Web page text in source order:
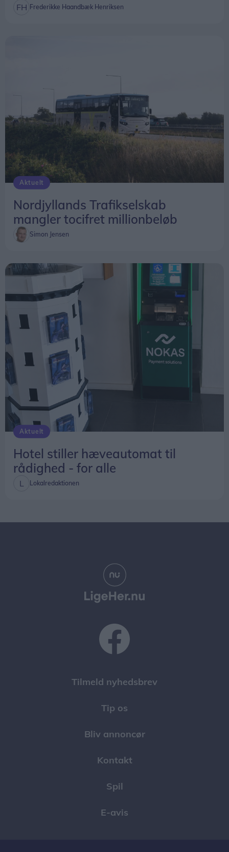
Frederikke Haandbæk Henriksen
Aktuelt
Nordjyllands Trafikselskab
mangler tocifret millionbeløb
Simon Jensen
Aktuelt
Hotel stiller hæveautomat til
rådighed - for alle
Lokalredaktionen
Tilmeld nyhedsbrev
Tip os
Bliv annoncør
Kontakt
Spil
E-avis